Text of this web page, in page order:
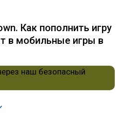
Как пополнить игру
в мобильные игры в